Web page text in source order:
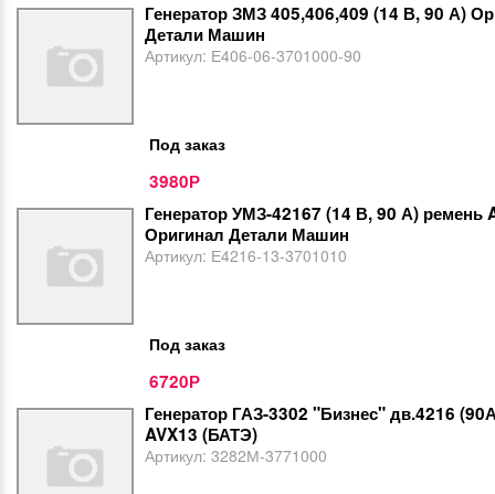
Генератор ЗМЗ 405,406,409 (14 В, 90 А)
Детали Машин
Артикул: Е406-06-3701000-90
Под заказ
3980Р
Генератор УМЗ-42167 (14 В, 90 А) ремень
Оригинал Детали Машин
Артикул: Е4216-13-3701010
Под заказ
6720Р
Генератор ГАЗ-3302 "Бизнес" дв.4216
AVX13 (БАТЭ)
Артикул: 3282М-3771000